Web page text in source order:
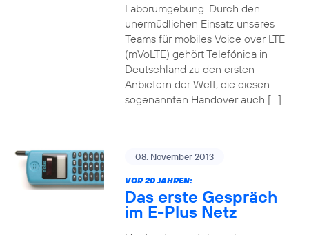
Laborumgebung. Durch den
unermüdlichen Einsatz unseres
Teams für mobiles Voice over LTE
(mVoLTE) gehört Telefónica in
Deutschland zu den ersten
Anbietern der Welt, die diesen
sogenannten Handover auch […]
08. November 2013
VOR 20 JAHREN:
Das erste Gespräch
im E-Plus Netz